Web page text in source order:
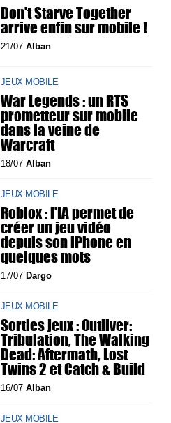
Don't Starve Together
arrive enfin sur mobile !
21/07 Alban
JEUX MOBILE
War Legends : un RTS
prometteur sur mobile
dans la veine de
Warcraft
18/07 Alban
JEUX MOBILE
Roblox : l'IA permet de
créer un jeu vidéo
depuis son iPhone en
quelques mots
17/07 Dargo
JEUX MOBILE
Sorties jeux : Outliver:
Tribulation, The Walking
Dead: Aftermath, Lost
Twins 2 et Catch & Build
16/07 Alban
JEUX MOBILE